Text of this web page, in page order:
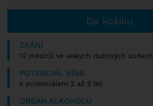
ZRÁNÍ
12 měsíců ve velkých dubových sudech
POTENCIÁL VÍNA
s potenciálem 2 až 5 let
OBSAH ALKOHOLU